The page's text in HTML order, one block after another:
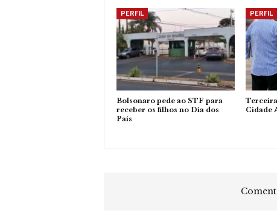
PERFIL
Bolsonaro pede ao STF para
receber os filhos no Dia dos
Pais
PERFIL
Cidade